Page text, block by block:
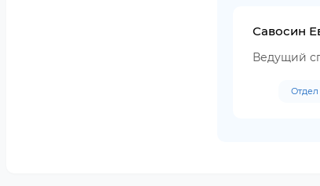
Савосин
Ведущий